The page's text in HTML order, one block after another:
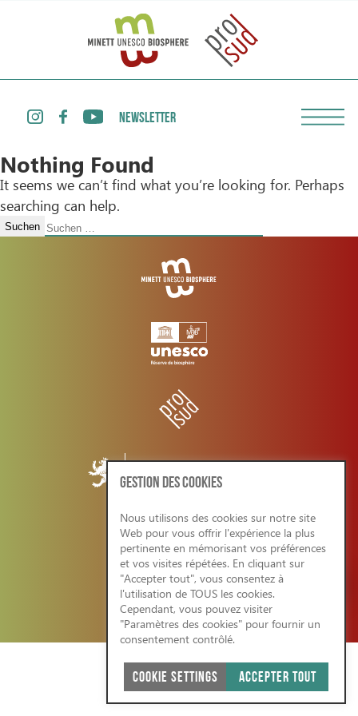
NEWSLETTER
Nothing Found
It seems we can’t find what you’re looking for. Perhaps
searching can help.
Suchen
CONDITIONS GENERALES/RGPD
SITE WEB ÉCO-RESPONSABLE 2026
GESTION DES COOKIES
Nous utilisons des cookies sur notre site
Web pour vous offrir l'expérience la plus
pertinente en mémorisant vos préférences
et vos visites répétées. En cliquant sur
"Accepter tout", vous consentez à
l'utilisation de TOUS les cookies.
Cependant, vous pouvez visiter
"Paramètres des cookies" pour fournir un
consentement contrôlé.
COOKIE SETTINGS ACCEPTER TOUT